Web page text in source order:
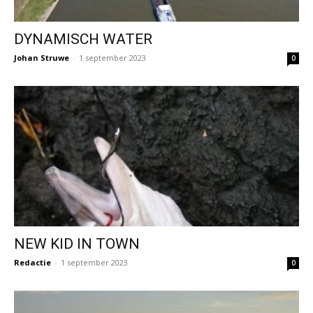
DYNAMISCH WATER
Johan Struwe - 1 september 2023 0
NEW KID IN TOWN
Redactie - 1 september 2023 0